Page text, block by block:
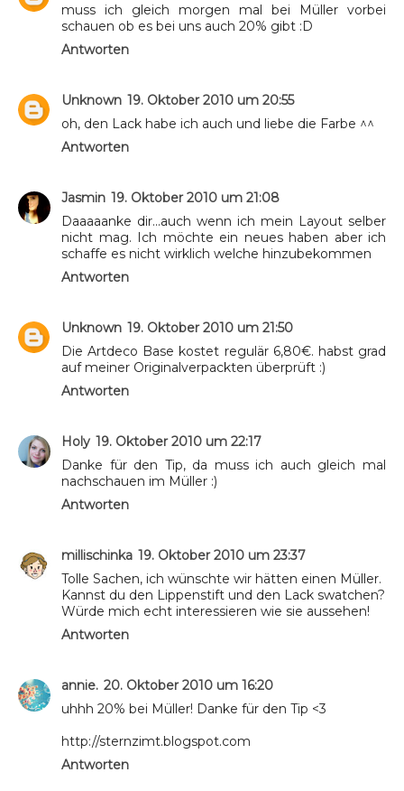
muss ich gleich morgen mal bei Müller vorbei
schauen ob es bei uns auch 20% gibt :D
Antworten
Unknown 19. Oktober 2010 um 20:55
oh, den Lack habe ich auch und liebe die Farbe ^^
Antworten
Jasmin 19. Oktober 2010 um 21:08
Daaaaanke dir...auch wenn ich mein Layout selber
nicht mag. Ich möchte ein neues haben aber ich
schaffe es nicht wirklich welche hinzubekommen
Antworten
Unknown 19. Oktober 2010 um 21:50
Die Artdeco Base kostet regulär 6,80€. habst grad
auf meiner Originalverpackten überprüft :)
Antworten
Holy 19. Oktober 2010 um 22:17
Danke für den Tip, da muss ich auch gleich mal
nachschauen im Müller :)
Antworten
millischinka 19. Oktober 2010 um 23:37
Tolle Sachen, ich wünschte wir hätten einen Müller.
Kannst du den Lippenstift und den Lack swatchen?
Würde mich echt interessieren wie sie aussehen!
Antworten
annie. 20. Oktober 2010 um 16:20
uhhh 20% bei Müller! Danke für den Tip <3
http://sternzimt.blogspot.com
Antworten